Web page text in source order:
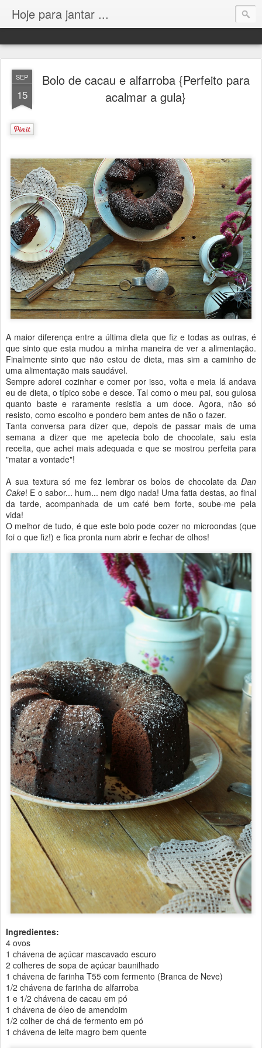
Hoje para jantar ...
SEP
15
Bolo de cacau e alfarroba {Perfeito para
acalmar a gula}
A maior diferença entre a última dieta que fiz e todas as outras, é
que sinto que esta mudou a minha maneira de ver a alimentação.
Finalmente sinto que não estou de dieta, mas sim a caminho de
uma alimentação mais saudável.
Sempre adorei cozinhar e comer por isso, volta e meia lá andava
eu de dieta, o típico sobe e desce. Tal como o meu pai, sou gulosa
quanto baste e raramente resistia a um doce. Agora, não só
resisto, como escolho e pondero bem antes de não o fazer.
Tanta conversa para dizer que, depois de passar mais de uma
semana a dizer que me apetecia bolo de chocolate, saiu esta
receita, que achei mais adequada e que se mostrou perfeita para
"matar a vontade"!
A sua textura só me fez lembrar os bolos de chocolate da Dan
Cake! E o sabor... hum... nem digo nada! Uma fatia destas, ao final
da tarde, acompanhada de um café bem forte, soube-me pela
vida!
O melhor de tudo, é que este bolo pode cozer no microondas (que
foi o que fiz!) e fica pronta num abrir e fechar de olhos!
Ingredientes:
4 ovos
1 chávena de açúcar mascavado escuro
2 colheres de sopa de açúcar baunilhado
1 chávena de farinha T55 com fermento (Branca de Neve)
1/2 chávena de farinha de alfarroba
1 e 1/2 chávena de cacau em pó
1 chávena de óleo de amendoim
1/2 colher de chá de fermento em pó
1 chávena de leite magro bem quente